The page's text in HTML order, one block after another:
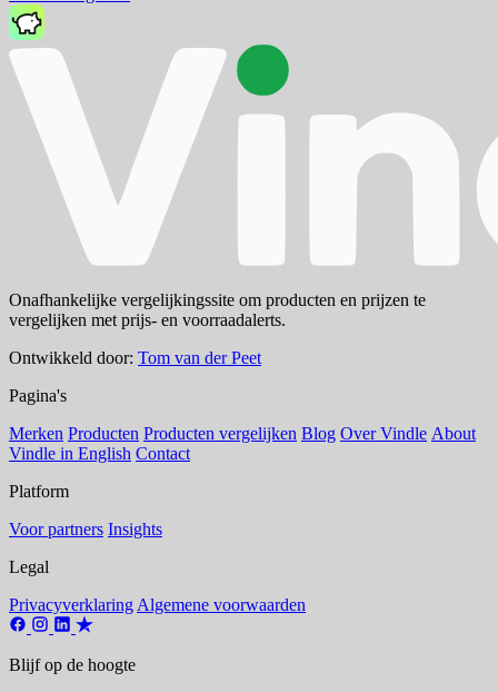
Onafhankelijke vergelijkingssite om producten en prijzen te
vergelijken met prijs- en voorraadalerts.
Ontwikkeld door: Tom van der Peet
Pagina's
Merken Producten Producten vergelijken Blog Over Vindle About
Vindle in English Contact
Platform
Voor partners Insights
Legal
Privacyverklaring Algemene voorwaarden
Blijf op de hoogte